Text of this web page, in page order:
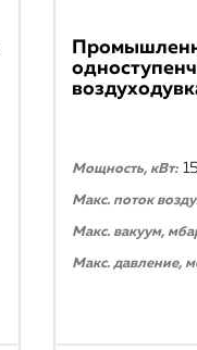
Мощность, кВт:
Макс. поток
Макс. вакуум,
Макс. давление,